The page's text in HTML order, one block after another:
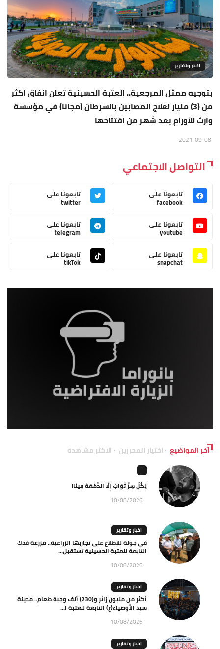
اخبار وتقارير
بتوجيه ممثل المرجعية.. العتبة الحسينية تعلن انفاق اكثر
من (3) مليار لعلاج المصابين بالسرطان (مجانا) في مؤسسة
وارث للأورام بعد شهر من افتتاحها
التواصل الاجتماعي
تابعونا على
facebook
تابعونا على
twitter
تابعونا على
youtube
تابعونا على
telegram
تابعونا على
snapchat
تابعونا على
tikTok
آخر المواضيع اختيار المحررين الاكثر مشاهدة
لِكُلِّ سِرٍّ ثَوَابٌ إِلَّا الدَّمْعَةَ فِينَا!
10/08/2026
اخبار وتقارير
في جولة للاطلاع على تجاربها الزراعية.. مزرعة فدك
التابعة للعتبة الحسينية تستقبل...
10/08/2026
اخبار وتقارير
أكثر من مليون زائر و(230) ألف وجبة طعام.. مدينة
سيد الأوصياء(ع) التابعة للعتبة ا...
10/08/2026
اخبار وتقارير